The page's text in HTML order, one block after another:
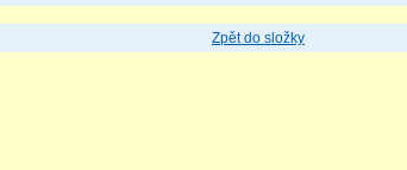
Zpět do složky